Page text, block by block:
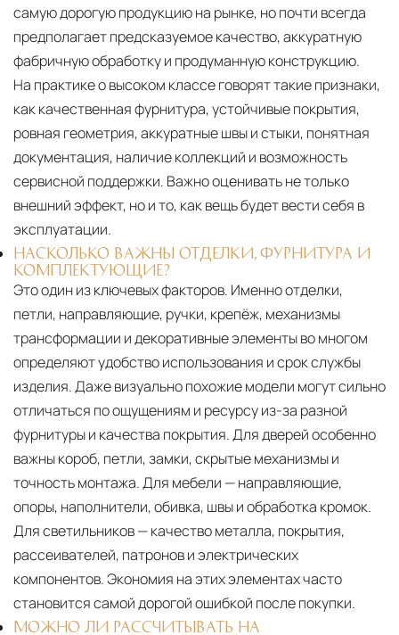
самую дорогую продукцию на рынке, но почти всегда
предполагает предсказуемое качество, аккуратную
фабричную обработку и продуманную конструкцию.
На практике о высоком классе говорят такие признаки,
как качественная фурнитура, устойчивые покрытия,
ровная геометрия, аккуратные швы и стыки, понятная
документация, наличие коллекций и возможность
сервисной поддержки. Важно оценивать не только
внешний эффект, но и то, как вещь будет вести себя в
эксплуатации.
НАСКОЛЬКО ВАЖНЫ ОТДЕЛКИ, ФУРНИТУРА И
КОМПЛЕКТУЮЩИЕ?
Это один из ключевых факторов. Именно отделки,
петли, направляющие, ручки, крепёж, механизмы
трансформации и декоративные элементы во многом
определяют удобство использования и срок службы
изделия. Даже визуально похожие модели могут сильно
отличаться по ощущениям и ресурсу из-за разной
фурнитуры и качества покрытия. Для дверей особенно
важны короб, петли, замки, скрытые механизмы и
точность монтажа. Для мебели — направляющие,
опоры, наполнители, обивка, швы и обработка кромок.
Для светильников — качество металла, покрытия,
рассеивателей, патронов и электрических
компонентов. Экономия на этих элементах часто
становится самой дорогой ошибкой после покупки.
МОЖНО ЛИ РАССЧИТЫВАТЬ НА